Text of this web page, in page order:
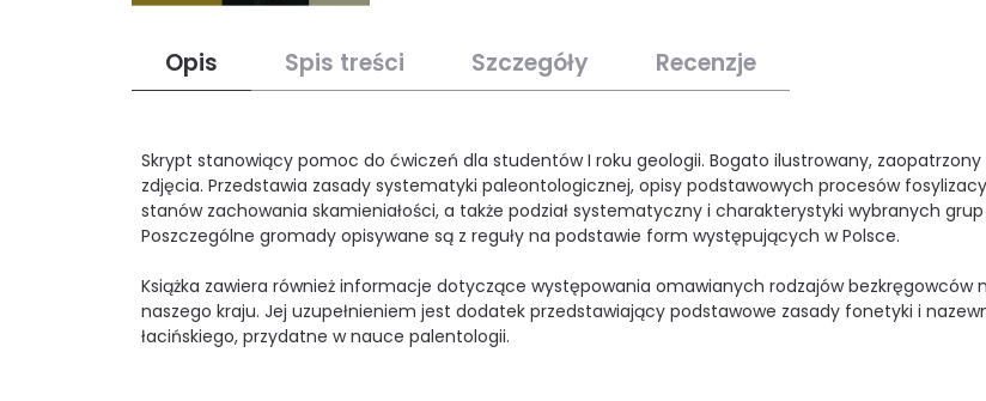
Opis Spis treści Szczegóły Recenzje
Skrypt stanowiący pomoc do ćwiczeń dla studentów I roku geologii. Bogato ilustrowany, zaopatrzony
zdjęcia. Przedstawia zasady systematyki paleontologicznej, opisy podstawowych procesów
stanów zachowania skamieniałości, a także podział systematyczny i charakterystyki wybranych
Poszczególne gromady opisywane są z reguły na podstawie form występujących w Polsce.
Książka zawiera również informacje dotyczące występowania omawianych rodzajów bezkręgowców
naszego kraju. Jej uzupełnieniem jest dodatek przedstawiający podstawowe zasady fonetyki i
łacińskiego, przydatne w nauce palentologii.